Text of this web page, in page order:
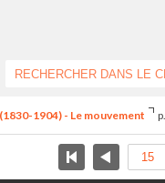
1904) - Le mouvement